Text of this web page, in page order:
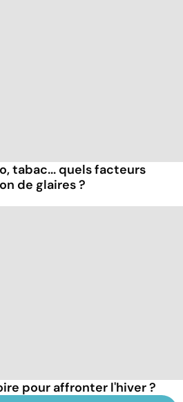
tabac... quels facteurs
de glaires ?
pour affronter l'hiver ?